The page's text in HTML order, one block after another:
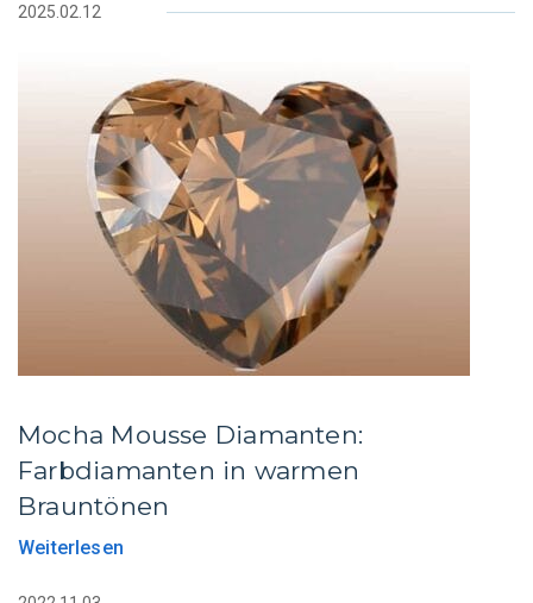
2025.02.12
Mocha Mousse Diamanten:
Farbdiamanten in warmen
Brauntönen
Weiterlesen